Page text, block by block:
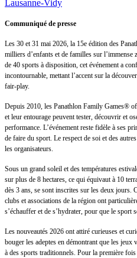
Communiqué de presse
Les 30 et 31 mai 2026, la 15e édition des
milliers d’enfants et de familles sur
de 40 sports à disposition, cet événement a
incontournable, mettant l’accent sur la
fair-play.
Depuis 2010, les Panathlon Family Games®
et leur entourage peuvent tester, découvrir et
performance. L’événement reste fidèle à ses
de faire du sport. Le respect de soi et des
les organisateurs.
Sous un grand soleil et des températures
sur plus de 8 hectares, ce qui équivaut à 10
dès 3 ans, se sont inscrites sur les deux jours.
clubs et associations de la région ont
s’échauffer et de s’hydrater, pour que le sport
Les nouveautés 2026 ont attiré curieuses et
bouger les adeptes en démontrant que les jeux
à des sports traditionnels. Pour la première